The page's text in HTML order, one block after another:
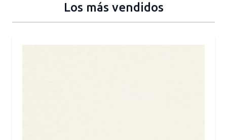
Los más vendidos